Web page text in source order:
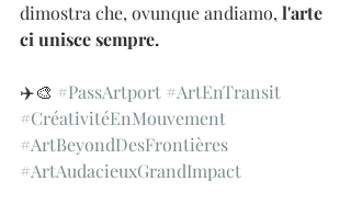
dimostra che, ovunque andiamo, l'arte
ci unisce sempre.
✈️🎨 #PassArtport #ArtEnTransit
#CréativitéEnMouvement
#ArtBeyondDesFrontières
#ArtAudacieuxGrandImpact